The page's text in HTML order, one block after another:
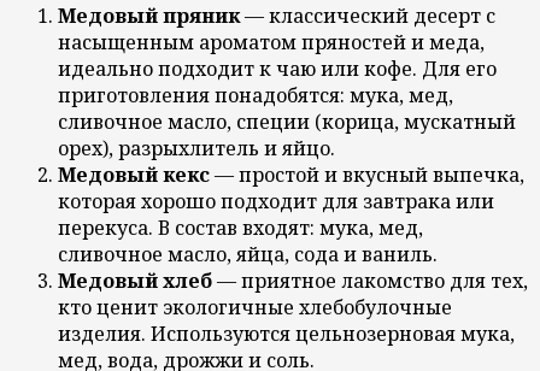
Медовый пряник— классический десерт с
насыщенным ароматом пряностей и меда,
идеально подходит к чаю или кофе. Для его
приготовления понадобятся: мука, мед,
сливочное масло, специи (корица, мускатный
орех), разрыхлитель и яйцо.
Медовый кекс— простой и вкусный выпечка,
которая хорошо подходит для завтрака или
перекуса. В состав входят: мука, мед,
сливочное масло, яйца, сода и ваниль.
Медовый хлеб— приятное лакомство для тех,
кто ценит экологичные хлебобулочные
изделия. Используются цельнозерновая мука,
мед, вода, дрожжи и соль.